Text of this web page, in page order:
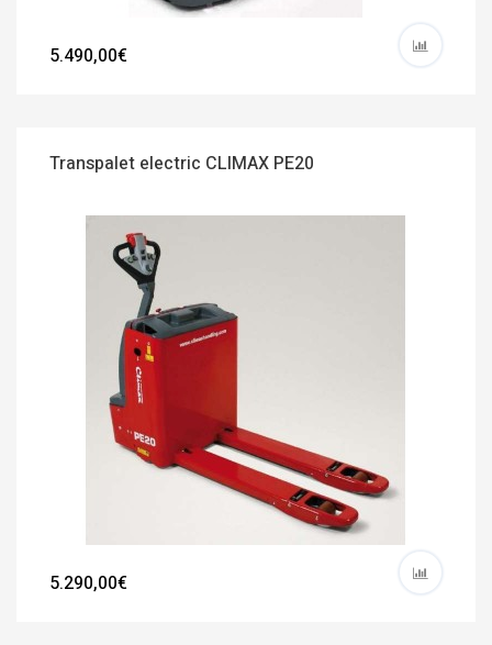
5.490,00€
Transpalet electric CLIMAX PE20
5.290,00€